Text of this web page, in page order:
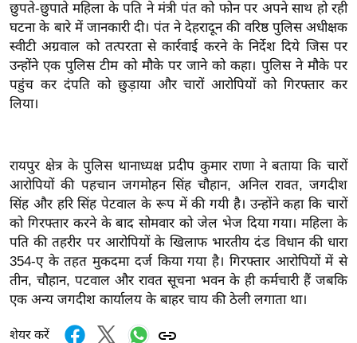
बे
मि
सा
ल
श
त
यं
ग
इं
डि
या
सा
त्य
छुपते-छुपाते महिला के पति ने मंत्री पंत को फोन पर अपने साथ हो रही
घटना के बारे में जानकारी दी। पंत ने देहरादून की वरिष्ठ पुलिस अधीक्षक
स्वीटी अग्रवाल को तत्परता से कार्रवाई करने के निर्देश दिये जिस पर
उन्होंने एक पुलिस टीम को मौके पर जाने को कहा। पुलिस ने मौके पर
पहुंच कर दंपति को छुड़ाया और चारों आरोपियों को गिरफ्तार कर
लिया।
रायपुर क्षेत्र के पुलिस थानाध्यक्ष प्रदीप कुमार राणा ने बताया कि चारों
आरोपियों की पहचान जगमोहन सिंह चौहान, अनिल रावत, जगदीश
सिंह और हरि सिंह पेटवाल के रूप में की गयी है। उन्होंने कहा कि चारों
को गिरफ्तार करने के बाद सोमवार को जेल भेज दिया गया। महिला के
पति की तहरीर पर आरोपियों के खिलाफ भारतीय दंड विधान की धारा
354-ए के तहत मुकदमा दर्ज किया गया है। गिरफ्तार आरोपियों में से
तीन, चौहान, पटवाल और रावत सूचना भवन के ही कर्मचारी हैं जबकि
एक अन्य जगदीश कार्यालय के बाहर चाय की ठेली लगाता था।
शेयर करें